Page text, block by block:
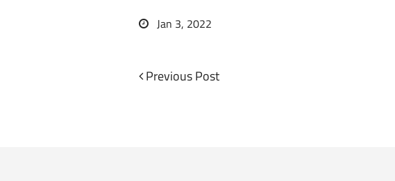
Jan 3, 2022
Navigation
Previous
Previous Post